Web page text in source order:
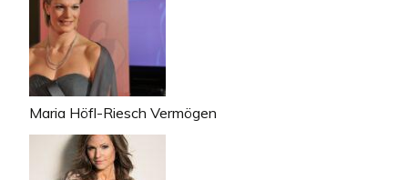
Maria Höfl-Riesch Vermögen